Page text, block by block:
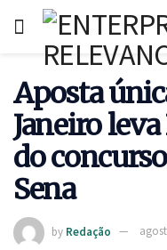
Aposta
Janeiro
do
Sena
by Redação